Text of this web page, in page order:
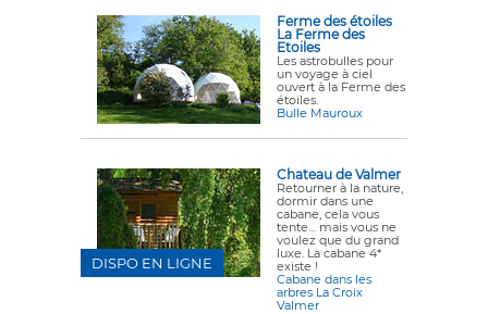
Ferme des étoiles
La Ferme des
Etoiles
Les astrobulles pour
un voyage à ciel
ouvert à la Ferme des
étoiles.
Bulle Mauroux
Chateau de Valmer
Retourner à la nature,
dormir dans une
cabane, cela vous
tente… mais vous ne
voulez que du grand
luxe. La cabane 4*
existe !
Cabane dans les
arbres La Croix
Valmer
DISPO EN LIGNE